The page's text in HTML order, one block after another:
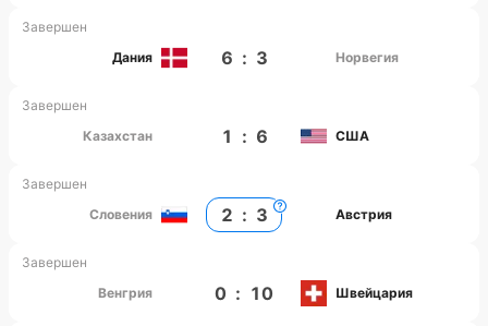
Завершен
Дания
6 : 3 Норвегия
Завершен
Казахстан
1 : 6 США
Завершен
Словения
2 : 3 Австрия
Завершен
Венгрия
0 : 10 Швейцария